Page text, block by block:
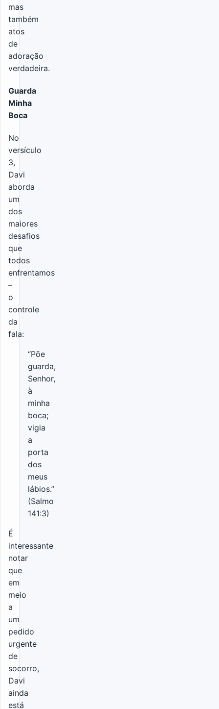
mas
também
atos
de
adoração
verdadeira.
Guarda
Minha
Boca
No
versículo
3,
Davi
aborda
um
dos
maiores
desafios
que
todos
enfrentamos
–
o
controle
da
fala:
“Põe
guarda,
Senhor,
à
minha
boca;
vigia
a
porta
dos
meus
lábios.”
(Salmo
141:3)
É
interessante
notar
que
em
meio
a
um
pedido
urgente
de
socorro,
Davi
ainda
está